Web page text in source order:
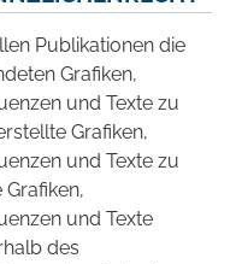
Publikationen die
Grafiken,
und Texte zu
Grafiken,
und Texte zu
und Texte
des